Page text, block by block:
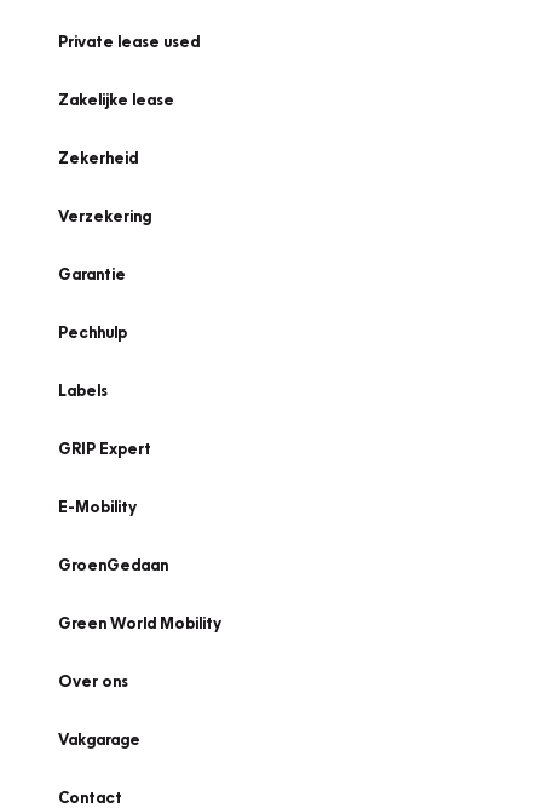
Private lease used
Zakelijke lease
Zekerheid
Verzekering
Garantie
Pechhulp
Labels
GRIP Expert
E-Mobility
GroenGedaan
Green World Mobility
Over ons
Vakgarage
Contact